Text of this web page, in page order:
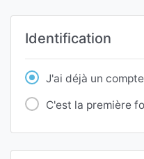
Identification
J'ai déjà un
C'est la première